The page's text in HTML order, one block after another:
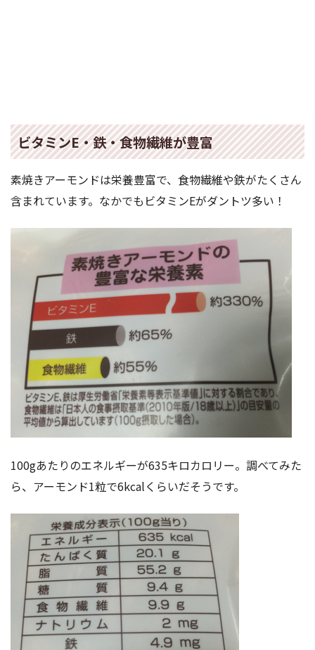
ビタミンE・鉄・食物繊維が豊富
素焼きアーモンドは栄養豊富で、食物繊維や鉄がたくさん
含まれています。なかでもビタミンEがダントツ多い！
100gあたりのエネルギーが635キロカロリー。調べてみた
ら、アーモンド1粒で6kcalくらいだそうです。